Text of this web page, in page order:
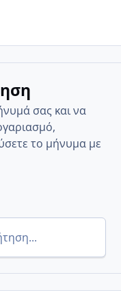
σας και να
το μήνυμα με